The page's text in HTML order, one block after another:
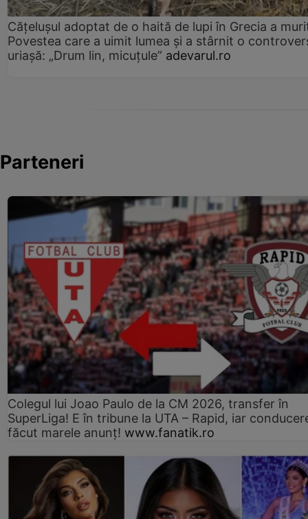
Cățelușul adoptat de o haită de lupi în Grecia a
Povestea care a uimit lumea și a stârnit o
uriașă: „Drum lin, micuțule” adevarul.ro
Parteneri
Colegul lui Joao Paulo de la CM 2026, transfer în
SuperLiga! E în tribune la UTA – Rapid, iar
făcut marele anunț! www.fanatik.ro